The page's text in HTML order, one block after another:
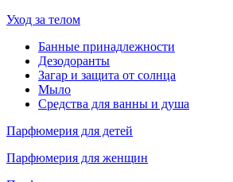
Уход за телом
Банные принадлежности
Дезодоранты
Загар и защита от солнца
Мыло
Средства для ванны и душа
Парфюмерия для детей
Парфюмерия для женщин